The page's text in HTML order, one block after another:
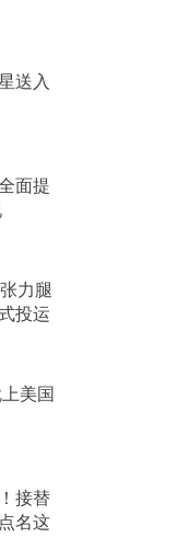
送入
面提
力腿
投运
美国
接替
名这